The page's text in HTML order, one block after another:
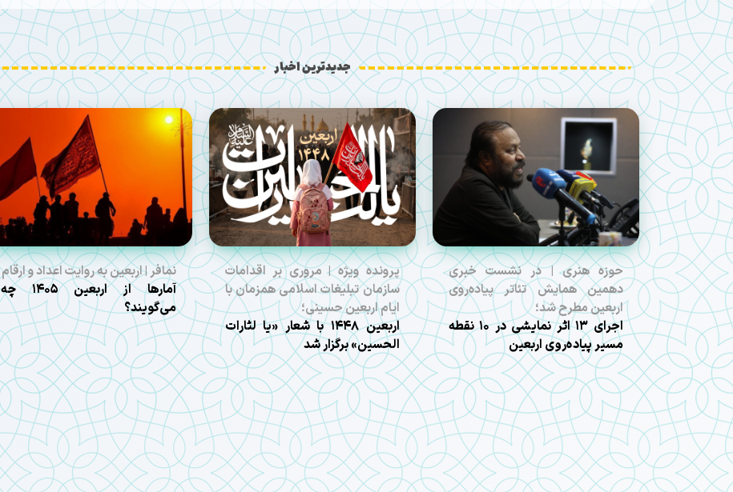
جدیدترین اخبار
حوزه هنری | در نشست خبری
دهمین همایش تئاتر پیاده‌روی
اربعین مطرح شد؛
اجرای ۱۳ اثر نمایشی در ۱۰ نقطه
مسیر پیاده‌روی اربعین
پرونده ویژه | مروری بر اقدامات
سازمان تبلیغات اسلامی همزمان با
ایام اربعین حسینی؛
اربعین ۱۴۴۸ با شعار «یا لثارات
الحسین» برگزار شد
نمافر | اربعین به روایت اعداد و ارقام
آمارها از اربعین ۱۴۰۵ چه
می‌گویند؟